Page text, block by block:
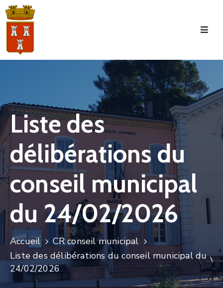
Accueil
Tourisme
Manifestations
Municipale
Services
Jeunesse
Liste des
délibérations du
conseil municipal
du 24/02/2026
Accueil
CR conseil municipal
Liste des délibérations du conseil municipal du
24/02/2026